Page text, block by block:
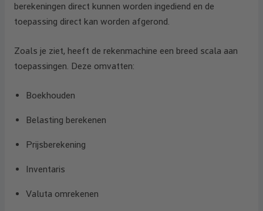
berekeningen direct kunnen worden ingediend en de
toepassing direct kan worden afgerond.
Zoals je ziet, heeft de rekenmachine een breed scala aan
toepassingen. Deze omvatten:
Boekhouden
Belasting berekenen
Prijsberekening
Inventaris
Valuta omrekenen